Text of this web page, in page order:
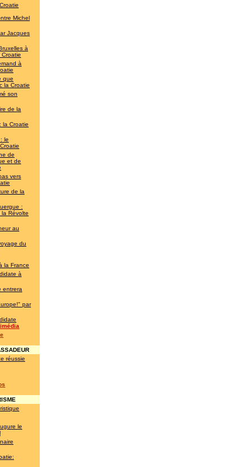
Michel
Jacques
à
à
que
la Croatie
son
de la
la Croatie
le
de
et de
vers
de la
:
Révolte
au
du
la France
à
entrera
par
réussie
le